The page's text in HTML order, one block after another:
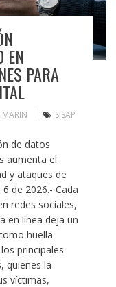
EN
PARA
SISAP
de datos
aumenta el
y ataques de
de 2026.- Cada
redes sociales,
en línea deja un
huella
principales
quienes la
víctimas,